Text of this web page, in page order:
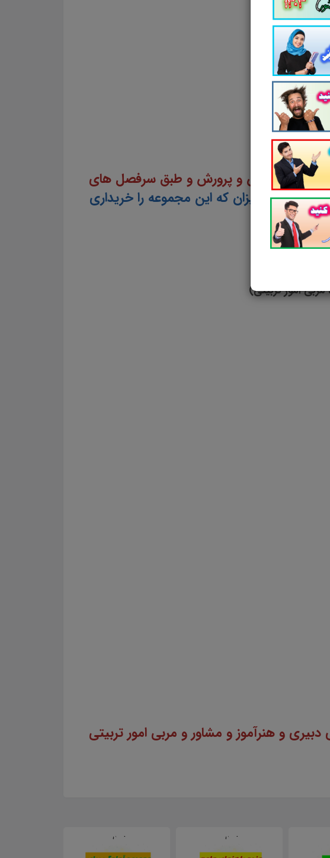
وزارت آموزش و پرورش و طبق سرفصل های
برای همه عزیزان که این مجموعه را خریداری
بود.
مربی امور تربیتی)
دبیری و هنرآموز و مشاور و مربی امور تربیتی